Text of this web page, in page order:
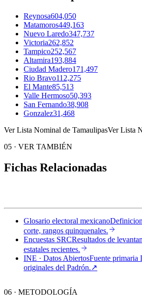
Reynosa604,050
Matamoros449,163
Nuevo Laredo347,737
Victoria262,852
Tampico252,567
Altamira193,884
Ciudad Madero171,497
Rio Bravo112,275
El Mante85,513
Valle Hermoso50,393
San Fernando38,908
Gonzalez31,468
Ver Lista Nominal de TamaulipasVer Lista
05 · VER TAMBIÉN
Fichas Relacionadas
Glosario electoral mexicano
corte, rangos quinquenales.
Encuestas SRCResultados de
estatales recientes.
INE · Datos AbiertosFuente primaria
originales del Padrón.↗︎
06 · METODOLOGÍA